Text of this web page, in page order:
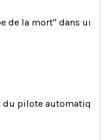
de la mort" dans une
pilote automatique